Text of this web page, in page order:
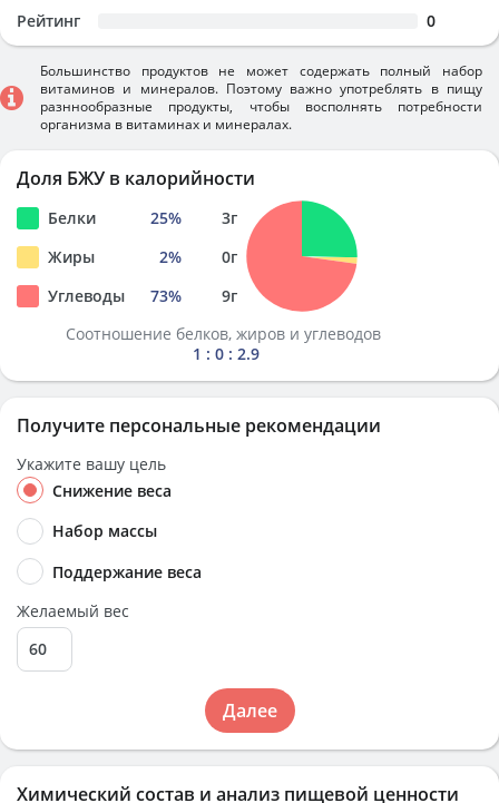
Химический состав и анализ пищевой ценности
Рейтинг 0
Большинство продуктов не может содержать полный набор
витаминов и минералов. Поэтому важно употреблять в пищу
разннообразные продукты, чтобы восполнять потребности
организма в витаминах и минералах.
Доля БЖУ в калорийности
Белки 25% 3г
Жиры
2% 0г
Углеводы
73% 9г
Соотношение белков, жиров и углеводов
1 : 0 : 2.9
Получите персональные рекомендации
Укажите вашу цель
Снижение веса
Набор массы
Поддержание веса
Желаемый вес
Далее